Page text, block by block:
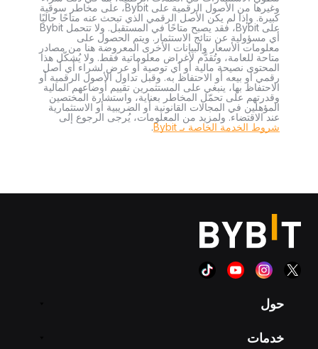
وغيرها من الأصول الرقمية على Bybit، على مخاطر سوقية
كبيرة. وإذا لم يكن الأصل الرقمي الذي تبحث عنه متاحًا حاليًا
على Bybit، فقد يصبح متاحًا في المستقبل. ولا تتحمل Bybit
أي مسؤولية عن نتائج الاستثمار. ويتم الحصول على
معلومات الأسعار والبيانات الأخرى المعروضة هنا من مصادر
متاحة للعامة، وتُقدَّم لأغراض معلوماتية فقط. ولا يُشكّل هذا
المحتوى نصيحة مالية أو أي توصية أو عرض لشراء أي أصل
رقمي أو بيعه أو الاحتفاظ به. وقبل تداول الأصول الرقمية أو
الاحتفاظ بها، ينبغي على المستثمرين تقييم أوضاعهم المالية
وقدرتهم على تحمّل المخاطر بعناية، واستشارة المختصين
المؤهلين في المجالات القانونية أو الضريبية أو الاستثمارية
عند الاقتضاء. ولمزيد من المعلومات، يُرجى الرجوع إلى
شروط الخدمة الخاصة بـ Bybit
.
حول
خدمات